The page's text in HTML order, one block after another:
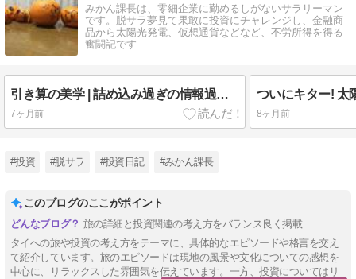
みかん課長は、零細企業に勤めるしがないサラリーマン
です。脱サラ夢見て果敢に投資にチャレンジし、金融商
品から太陽光発電、仮想通貨などなど、不労所得を得る
奮闘記です
引き算の美学 | 詰め込み過ぎの情報過多から選択と集中への移行
7ヶ月前 8ヶ月前
#投資 #脱サラ #投資日記 #みかん課長
このブログのここがポイント
旅の詳細と投資関連の考え方をバランス良く掲載
タイへの旅や投資の考え方をテーマに、具体的なエピソードや格言を交え
て紹介しています。旅のエピソードは現地の風景や文化についての感想を
中心に、リラックスした雰囲気を伝えています。一方、投資についてはリ